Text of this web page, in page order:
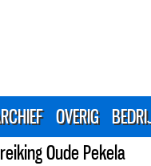
OVERIG
Oude Pekela